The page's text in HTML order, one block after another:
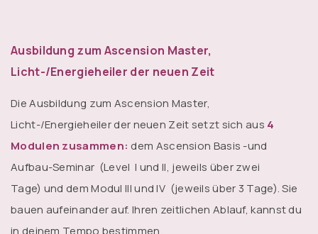
Ausbildung zum Ascension Master,
Licht-/Energieheiler der neuen Zeit
Die Ausbildung zum Ascension Master,
Licht-/Energieheiler der neuen Zeit setzt sich aus 4
Modulen zusammen: dem Ascension Basis -und
Aufbau-Seminar (Level I und II, jeweils über zwei
Tage) und dem Modul III und IV (jeweils über 3 Tage). Sie
bauen aufeinander auf. Ihren zeitlichen Ablauf, kannst du
in deinem Tempo bestimmen.